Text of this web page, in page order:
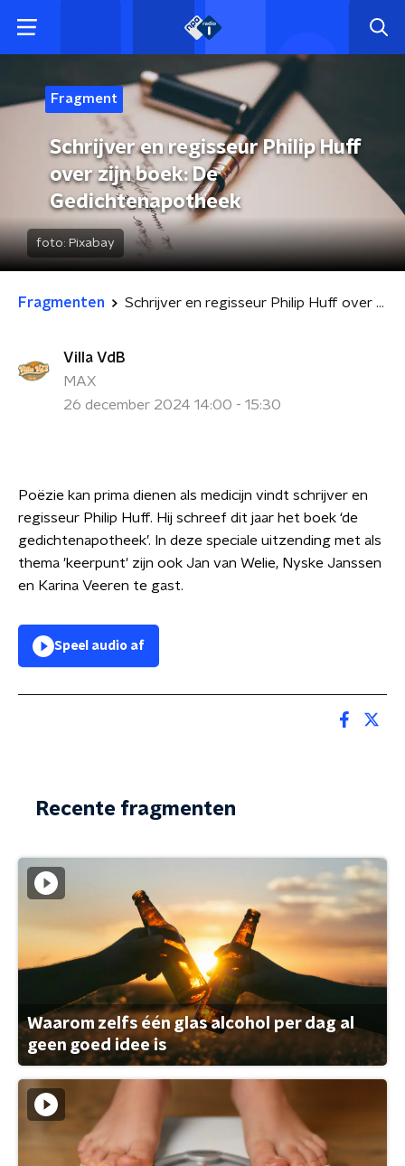
Fragment
Schrijver en regisseur Philip Huff
over zijn boek: De
Gedichtenapotheek
foto: Pixabay
Fragmenten Schrijver en regisseur Philip Huff over zijn boek: De Gedichtenapotheek
Villa VdB
MAX
26 december 2024 14:00 - 15:30
Poëzie kan prima dienen als medicijn vindt schrijver en
regisseur Philip Huff. Hij schreef dit jaar het boek ‘de
gedichtenapotheek’. In deze speciale uitzending met als
thema 'keerpunt' zijn ook Jan van Welie, Nyske Janssen
en Karina Veeren te gast.
Speel audio af
Recente fragmenten
Waarom zelfs één glas alcohol per dag al
geen goed idee is